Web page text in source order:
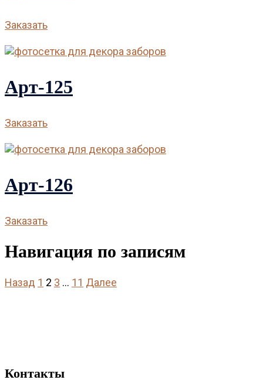
Заказать
Арт-125
Заказать
Арт-126
Заказать
Навигация по записям
Назад 1 2 3 … 11 Далее
Контакты